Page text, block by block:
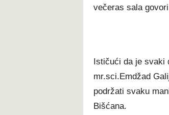
večeras sala
Ističući da je svaki
mr.sci.Emdžad
podržati svaku
Bišćana.